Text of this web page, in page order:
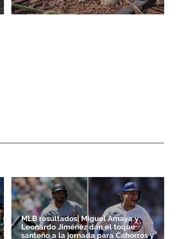
MLB resultados| Miguel Amaya y
Leonardo Jiménez dan el toque
santeño a la jornada para Cahorros y